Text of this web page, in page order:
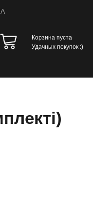
Корзина пуста
Удачных покупок :)